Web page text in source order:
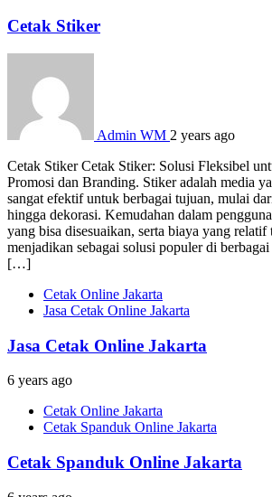
Cetak Stiker
Admin WM 2 years ago
Cetak Stiker Cetak Stiker: Solusi Fleksibel
Promosi dan Branding. Stiker adalah media
sangat efektif untuk berbagai tujuan, mulai
hingga dekorasi. Kemudahan dalam
yang bisa disesuaikan, serta biaya yang relatif
menjadikan sebagai solusi populer di
[…]
Cetak Online Jakarta
Jasa Cetak Online Jakarta
Jasa Cetak Online Jakarta
6 years ago
Cetak Online Jakarta
Cetak Spanduk Online Jakarta
Cetak Spanduk Online Jakarta